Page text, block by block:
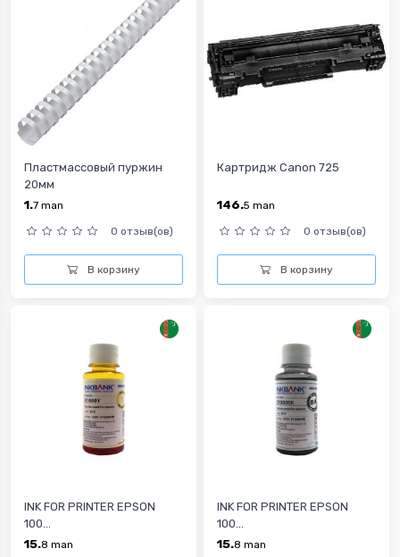
Пластмассовый пуржин
20мм
1.7 man
0 отзыв(ов)
В корзину
Картридж Canon 725
146.5 man
0 отзыв(ов)
В корзину
INK FOR PRINTER EPSON
100...
15.8 man
INK FOR PRINTER EPSON
100...
15.8 man